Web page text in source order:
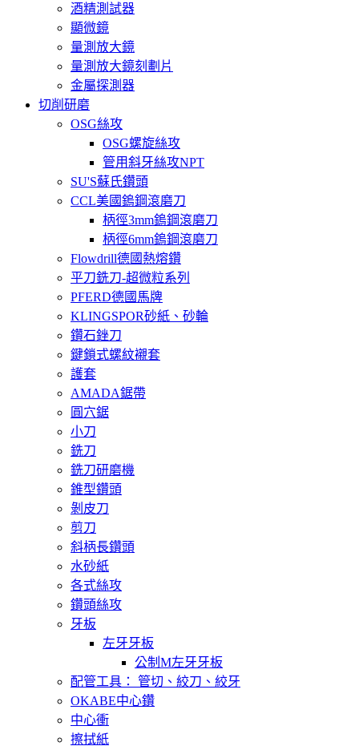
酒精測試器
顯微鏡
量測放大鏡
量測放大鏡刻劃片
金屬探測器
切削研磨
OSG絲攻
OSG螺旋絲攻
管用斜牙絲攻NPT
SU'S蘇氏鑽頭
CCL美國鎢鋼滾磨刀
柄徑3mm鎢鋼滾磨刀
柄徑6mm鎢鋼滾磨刀
Flowdrill德國熱熔鑽
平刀銑刀-超微粒系列
PFERD德國馬牌
KLINGSPOR砂紙、砂輪
鑽石銼刀
鍵鎖式螺紋襯套
護套
AMADA鋸帶
圓穴鋸
小刀
銑刀
銑刀研磨機
錐型鑽頭
剝皮刀
剪刀
斜柄長鑽頭
水砂紙
各式絲攻
鑽頭絲攻
牙板
左牙牙板
公制M左牙牙板
配管工具： 管切、絞刀、絞牙
OKABE中心鑽
中心衝
擦拭紙